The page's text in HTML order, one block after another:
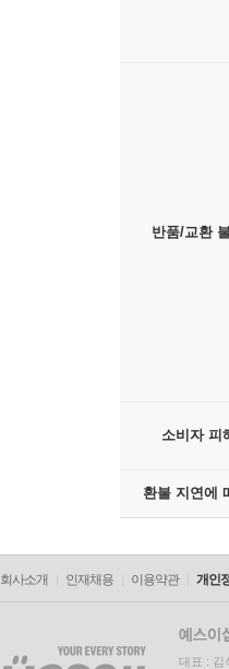
감시의 시대.
증상의 토대
Say it
변화구보다
소통에서 벗
어떻게 하면
반품/교환
소비자 피
환불 지연에
회사소개 인재채용 이용약관 개인
대표 : 김